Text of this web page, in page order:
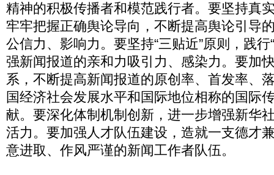
精神的积极传播者和模范践行者。要坚持真
牢牢把握正确舆论导向，不断提高舆论引导
公信力、影响力。要坚持“三贴近”原则，践行
强新闻报道的亲和力吸引力、感染力。要加
系，不断提高新闻报道的原创率、首发率、
国经济社会发展水平和国际地位相称的国际
献。要深化体制机制创新，进一步增强新华
活力。要加强人才队伍建设，造就一支德才
意进取、作风严谨的新闻工作者队伍。